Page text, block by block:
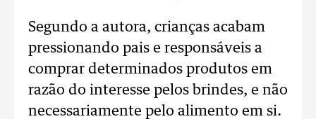
Segundo a autora, crianças acabam
pressionando pais e responsáveis a
comprar determinados produtos em
razão do interesse pelos brindes, e não
necessariamente pelo alimento em si.